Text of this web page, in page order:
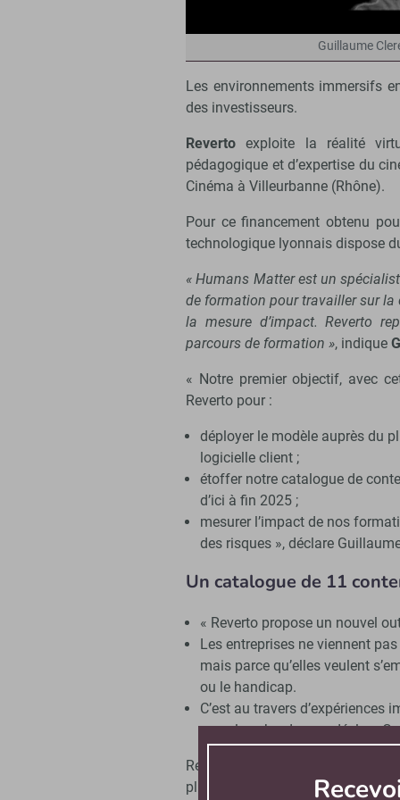
Guillaume
Les environnements immersifs
des investisseurs.
Reverto exploite la réalité
pédagogique et d’expertise du
Cinéma à Villeurbanne (Rhône).
Pour ce financement obtenu
technologique lyonnais dispose
« Humans Matter est un
de formation pour travailler sur la
la mesure d’impact. Reverto
parcours de formation », indique
« Notre premier objectif, avec
Reverto pour :
déployer le modèle auprès du
logicielle client ;
étoffer notre catalogue de
d’ici à fin 2025 ;
mesurer l’impact de nos
des risques », déclare
Un catalogue de 11
« Reverto propose un nouvel
Les entreprises ne viennent
mais parce qu’elles veulent
ou le handicap.
C’est au travers
nous les abordons », déclare
Reverto exploite actuellement
plusieurs thèmes de prévention :